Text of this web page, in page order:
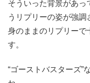
そういった背景があっ
うリプリーの姿が強
身のままのリプリーで
す。
“ゴーストバスターズ”